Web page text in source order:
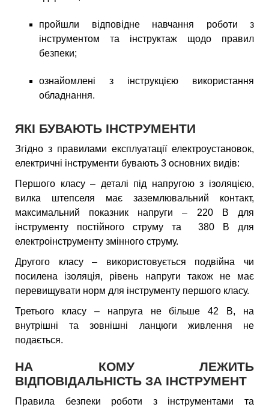
пройшли відповідне навчання роботи з
інструментом та інструктаж щодо правил
безпеки;
ознайомлені з інструкцією використання
обладнання.
ЯКІ БУВАЮТЬ ІНСТРУМЕНТИ
Згідно з правилами експлуатації електроустановок,
електричні інструменти бувають 3 основних видів:
Першого класу – деталі під напругою з ізоляцією,
вилка штепселя має заземлювальний контакт,
максимальний показник напруги – 220 В для
інструменту постійного струму та 380 В для
електроінструменту змінного струму.
Другого класу – використовується подвійна чи
посилена ізоляція, рівень напруги також не має
перевищувати норм для інструменту першого класу.
Третього класу – напруга не більше 42 В, на
внутрішні та зовнішні ланцюги живлення не
подається.
НА КОМУ ЛЕЖИТЬ
ВІДПОВІДАЛЬНІСТЬ ЗА ІНСТРУМЕНТ
Правила безпеки роботи з інструментами та